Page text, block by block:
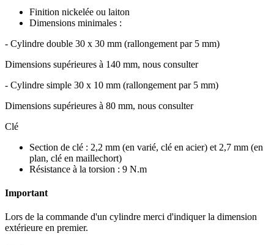
Finition nickelée ou laiton
Dimensions minimales :
- Cylindre double 30 x 30 mm (rallongement par 5 mm)
Dimensions supérieures à 140 mm, nous consulter
- Cylindre simple 30 x 10 mm (rallongement par 5 mm)
Dimensions supérieures à 80 mm, nous consulter
Clé
Section de clé : 2,2 mm (en varié, clé en acier) et 2,7 mm (en
plan, clé en maillechort)
Résistance à la torsion : 9 N.m
Important
Lors de la commande d'un cylindre merci d'indiquer la dimension
extérieure en premier.